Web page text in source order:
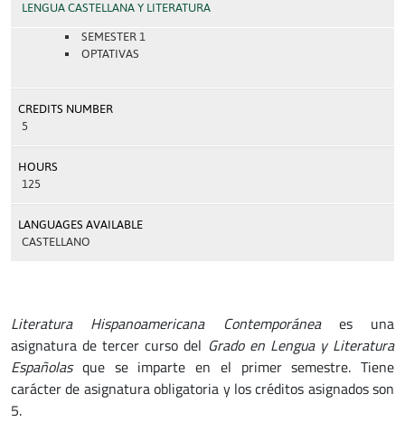
LENGUA CASTELLANA Y LITERATURA
SEMESTER 1
OPTATIVAS
CREDITS NUMBER
5
HOURS
125
LANGUAGES AVAILABLE
CASTELLANO
Literatura Hispanoamericana Contemporáneaes una
asignatura de tercer curso del Grado en Lengua y Literatura
Españolasque se imparte en el primer semestre. Tiene
carácter de asignatura obligatoria y los créditos asignados son
5.